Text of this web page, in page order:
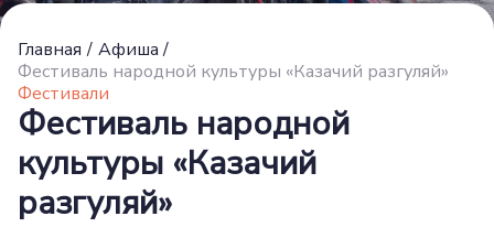
Главная / Афиша /
Фестиваль народной культуры «Казачий разгуляй»
Фестивали
Фестиваль народной
культуры «Казачий
разгуляй»